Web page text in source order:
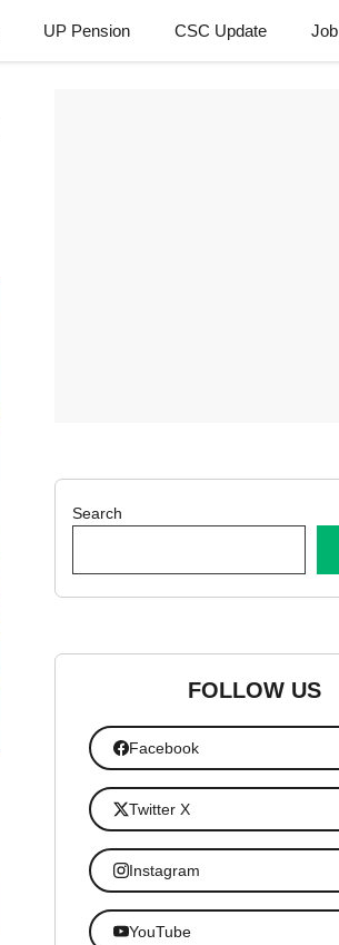
UP Pension CSC Update Job
Search
FOLLOW US
Facebook
Twitter X
Instagram
YouTube